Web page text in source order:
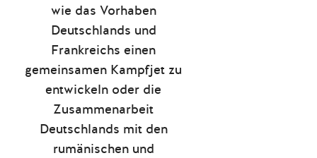
wie das Vorhaben
Deutschlands und
Frankreichs einen
gemeinsamen Kampfjet zu
entwickeln oder die
Zusammenarbeit
Deutschlands mit den
rumänischen und